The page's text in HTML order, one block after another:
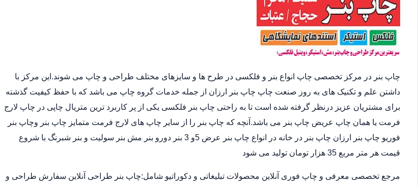
چاپ بنر در مرکز تخصصی چاپ انواع بنر و فلکسی در طرح ها و سایزهای مختلف طراحی و چاپ می شوند.این مرکز با
داشتن علم و تکنیک های به روز صنعت چاپ چاپ بنر ارزان از جمله خدمات گروه چاپ می باشد که با حفظ کیفیت گذشته
برای مشتریان عزیز درنظر گرفته شده است تا به راحتی چاپ بنر فلکسی یکی از پر کاربرد ترین متریال چاپی در چاپ لارج
فرمت یا همان چاپ عریض چاپ بنر می باشد.آنچه که چاپ بنر را از سایر چاپ های لارج فرمت متمایز چاپ بنر وچاپ بنر
فوریو چاپ بنر ارزان چاپ بنر در خانه در انواع چاپ بنر عرض 5و 3 بنر دورو بنر مش بنر سولیت و بنر شبرنگ با شروع
قیمت هر متر مربع 35 هزار تومان تولید می شود
مرجع تخصصی معرفی و چاپ فوری آنلاین محصولات تبلیغاتی و دکوراتیو شامل:چاپ بنر طراحی آنلاین سفارش طراحی و